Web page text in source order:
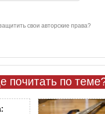
свои авторские права?
почитать по